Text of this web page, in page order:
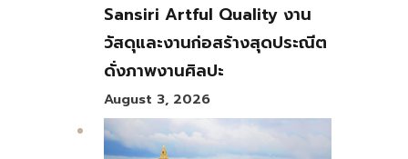
Sansiri Artful Quality งาน
วัสดุและงานก่อสร้างสุดประณีต
ดั่งภาพงานศิลปะ
August 3, 2026